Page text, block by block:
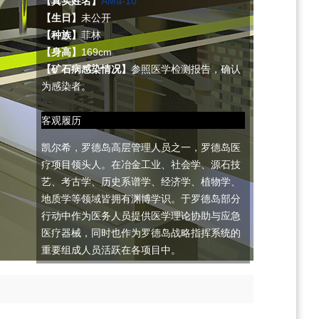
【生日】 未公开
【种族】菲林
【身高】 169cm
【矿石病感染情况】参照医学检测报告，确认
为感染者。
客观履历
凯尔希，罗德岛高层管理人员之一，罗德岛医
疗项目领头人。在冶金工业、社会学、源石技
艺、考古学、历史系谱学、经济学、植物学、
地质学等领域皆拥有渊博学识。于罗德岛部分
行动中作为医务人员提供医学理论协助与应急
医疗器械，同时也作为罗德岛战略指挥系统的
重要组成人员活跃在各项目中。